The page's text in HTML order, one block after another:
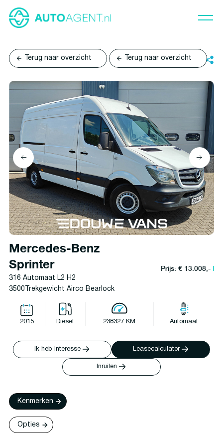
Terug naar overzicht Terug naar overzicht
Mercedes-Benz
Sprinter
316 Automaat L2 H2
3500Trekgewicht Airco Bearlock
Prijs: € 13.008,-l
2015 Diesel 238327 KM Automaat
Ik heb interesse Leasecalculator
Inruilen
Kenmerken
Opties